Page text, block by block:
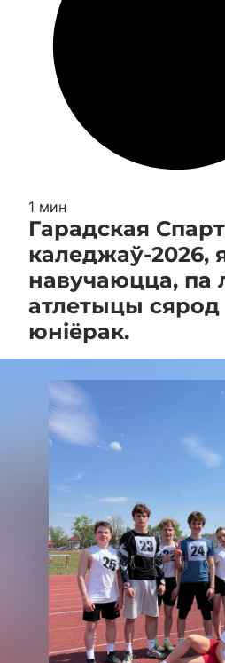
1 мин
Гарадская
каледжаў-2026,
навучаюцца, па
атлетыцы сярод
юніёрак.